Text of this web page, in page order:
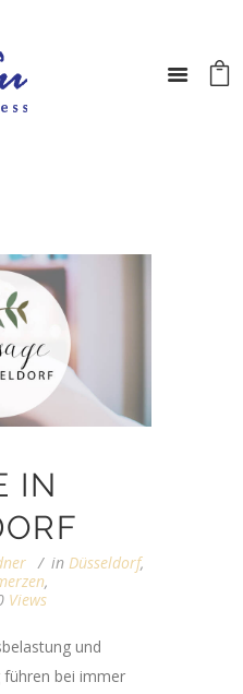
IN
in Düsseldorf,
,
Views
und
bei immer